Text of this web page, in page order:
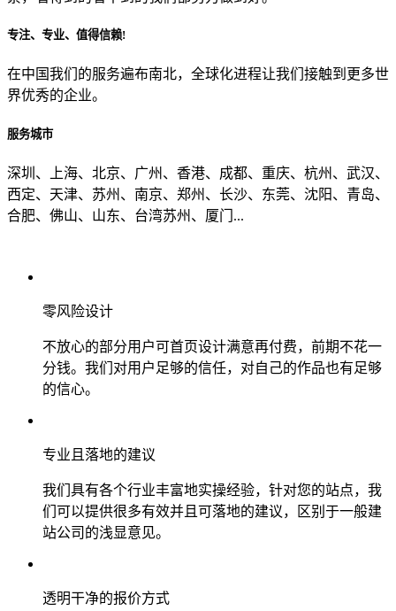
专注、专业、值得信赖!
在中国我们的服务遍布南北，全球化进程让我们接触到更多世
界优秀的企业。
服务城市
深圳、上海、北京、广州、香港、成都、重庆、杭州、武汉、
西定、天津、苏州、南京、郑州、长沙、东莞、沈阳、青岛、
合肥、佛山、山东、台湾苏州、厦门...
零风险设计
不放心的部分用户可首页设计满意再付费，前期不花一
分钱。我们对用户足够的信任，对自己的作品也有足够
的信心。
专业且落地的建议
我们具有各个行业丰富地实操经验，针对您的站点，我
们可以提供很多有效并且可落地的建议，区别于一般建
站公司的浅显意见。
透明干净的报价方式